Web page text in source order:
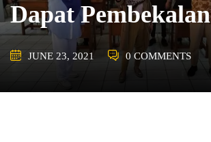
Dapat Pembekalan
JUNE 23, 2021 0 COMMENTS